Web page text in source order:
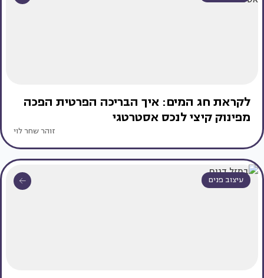
לקראת חג המים: איך הבריכה הפרטית הפכה
מפינוק קיצי לנכס אסטרטגי
זוהר שחר לוי
עיצוב פנים